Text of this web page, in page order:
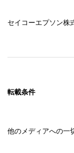
セイコーエプソン株
転載条件
他のメディアへの一